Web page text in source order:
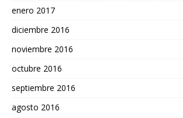
enero 2017
diciembre 2016
noviembre 2016
octubre 2016
septiembre 2016
agosto 2016